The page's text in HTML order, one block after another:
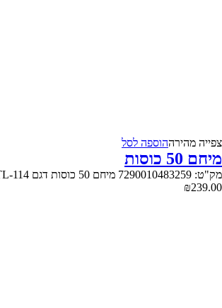
צפייה‬ ‫מהירה‬הוספה לסל
מיחם 50 כוסות
מק"ט: 7290010483259 מיחם 50 כוסות דגם ATL-114
₪239.00